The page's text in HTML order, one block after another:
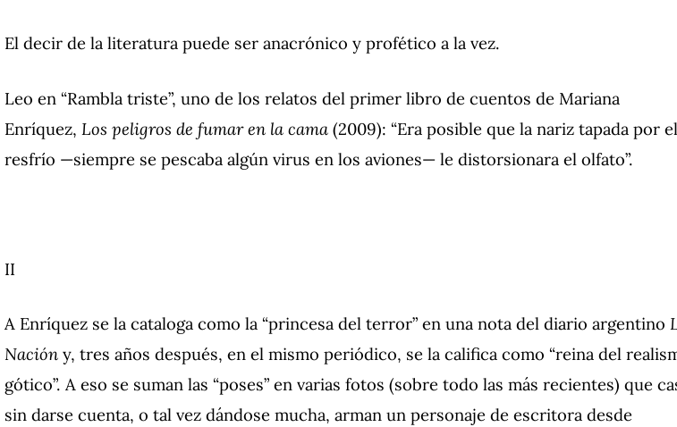
El decir de la literatura puede ser anacrónico y profético a la vez.
Leo en “Rambla triste”, uno de los relatos del primer libro de cuentos de Mariana
Enríquez, Los peligros de fumar en la cama (2009): “Era posible que la nariz tapada por el
resfrío —siempre se pescaba algún virus en los aviones— le distorsionara el olfato”.
II
A Enríquez se la cataloga como la “princesa del terror” en una nota del diario argentino
Nación y, tres años después, en el mismo periódico, se la califica como “reina del
gótico”. A eso se suman las “poses” en varias fotos (sobre todo las más recientes) que
sin darse cuenta, o tal vez dándose mucha, arman un personaje de escritora desde